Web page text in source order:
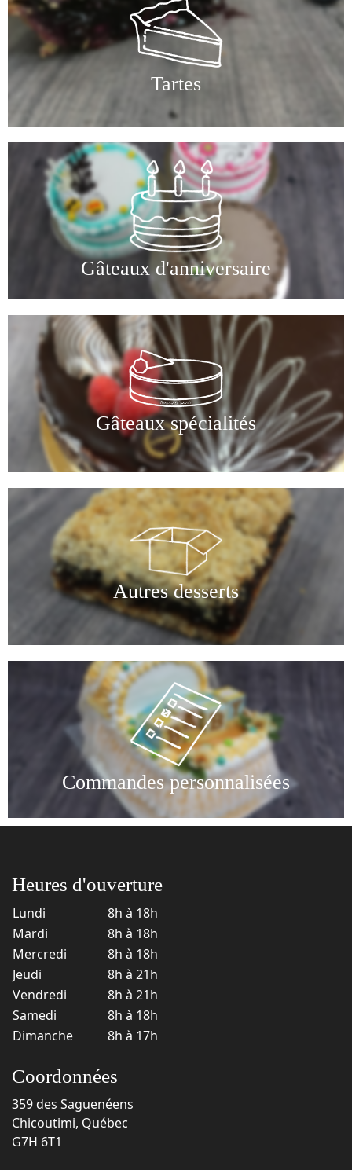
Tartes
Gâteaux d'anniversaire
Gâteaux spécialités
Autres desserts
Commandes personnalisées
Heures d'ouverture
Lundi
8h à 18h
Mardi
8h à 18h
Mercredi
8h à 18h
Jeudi
8h à 21h
Vendredi
8h à 21h
Samedi
8h à 18h
Dimanche
8h à 17h
Coordonnées
359 des Saguenéens
Chicoutimi, Québec
G7H 6T1